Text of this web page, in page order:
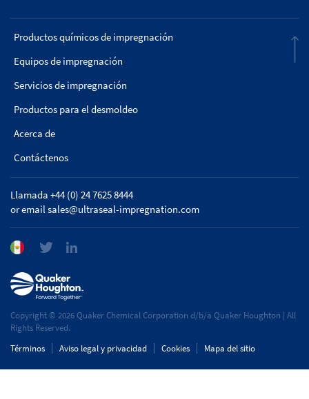
Productos químicos de impregnación
Equipos de impregnación
Servicios de impregnación
Productos para el desmoldeo
Acerca de
Contáctenos
Llamada +44 (0) 24 7625 8444
or emailsales@ultraseal-impregnation.com
Copyright © 2026 Quaker Chemical Corporation d/b/a Quaker Houghton | All
Rights Reserved.
Términos
Aviso legal y privacidad Cookies Mapa del sitio